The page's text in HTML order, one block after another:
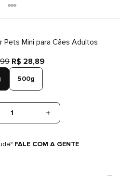
Pets Mini para Cães Adultos
R$ 28,89
500g
1
FALE COM A GENTE